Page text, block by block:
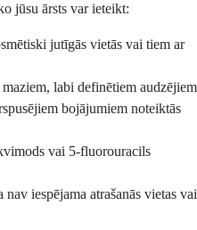
jūsu ārsts var ieteikt:
jutīgās vietās vai tiem ar
labi definētiem audzējiem
bojājumiem noteiktās
vai 5-fluorouracils
iespējama atrašanās vietas vai